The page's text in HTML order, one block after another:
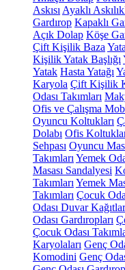
Askısı Ayaklı
Gardırop Kapaklı
Açık Dolap Köşe
Çift Kişilik Baza
Kişilik Yatak Başlığı
Yatak Hasta Yatağı
Karyola Çift Kişilik
Odası Takımları
Ofis ve Çalışma
Oyuncu Koltukları
Dolabı Ofis
Sehpası Oyuncu
Takımları Yemek
Masası Sandalyesi
Takımları Yemek
Takımları Çocuk
Odası Duvar
Odası Gardıropları
Çocuk Odası
Karyolaları Genç
Komodini Genç